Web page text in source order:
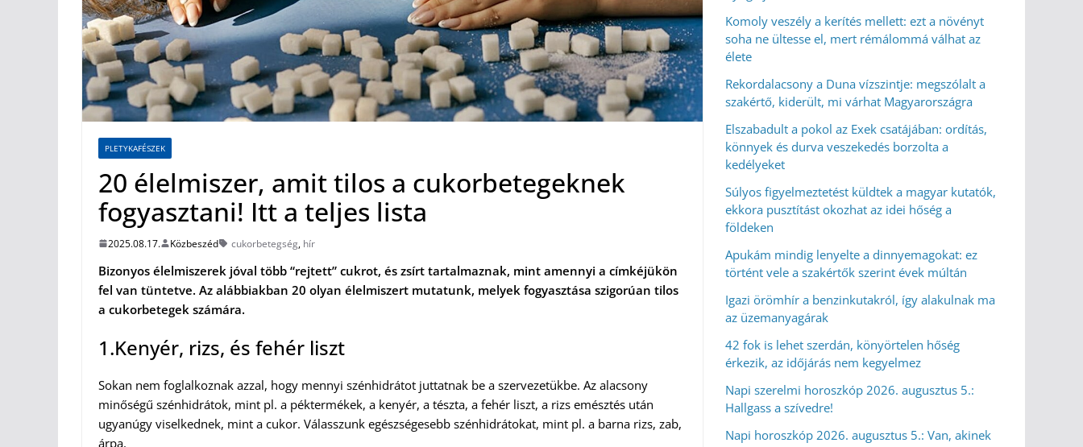
PLETYKAFÉSZEK
20 élelmiszer, amit tilos a cukorbetegeknek
fogyasztani! Itt a teljes lista
2025.08.17. Közbeszéd cukorbetegség, hír
Bizonyos élelmiszerek jóval több “rejtett” cukrot, és zsírt tartalmaznak, mint amennyi a címkéjükön
fel van tüntetve. Az alábbiakban 20 olyan élelmiszert mutatunk, melyek fogyasztása szigorúan tilos
a cukorbetegek számára.
1.Kenyér, rizs, és fehér liszt
Sokan nem foglalkoznak azzal, hogy mennyi szénhidrátot juttatnak be a szervezetükbe. Az alacsony
minőségű szénhidrátok, mint pl. a péktermékek, a kenyér, a tészta, a fehér liszt, a rizs emésztés után
ugyanúgy viselkednek, mint a cukor. Válasszunk egészségesebb szénhidrátokat, mint pl. a barna rizs, zab,
árpa.
Komoly veszély a kerítés mellett: ezt a növényt
soha ne ültesse el, mert rémálommá válhat az
élete
Rekordalacsony a Duna vízszintje: megszólalt a
szakértő, kiderült, mi várhat Magyarországra
Elszabadult a pokol az Exek csatájában: ordítás,
könnyek és durva veszekedés borzolta a
kedélyeket
Súlyos figyelmeztetést küldtek a magyar kutatók,
ekkora pusztítást okozhat az idei hőség a
földeken
Apukám mindig lenyelte a dinnyemagokat: ez
történt vele a szakértők szerint évek múltán
Igazi örömhír a benzinkutakról, így alakulnak ma
az üzemanyagárak
42 fok is lehet szerdán, könyörtelen hőség
érkezik, az időjárás nem kegyelmez
Napi szerelmi horoszkóp 2026. augusztus 5.:
Hallgass a szívedre!
Napi horoszkóp 2026. augusztus 5.: Van, akinek